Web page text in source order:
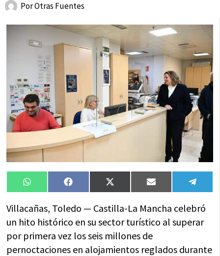
PorOtras Fuentes
Compartir
en
WhatsAppCompartir
en
FacebookCompartir
en
X
(Twitter)
Compartir
en
Email
en
Villacañas, Toledo — Castilla-La Mancha celebró
un hito histórico en su sector turístico al superar
por primera vez los seis millones de
pernoctaciones en alojamientos reglados durante